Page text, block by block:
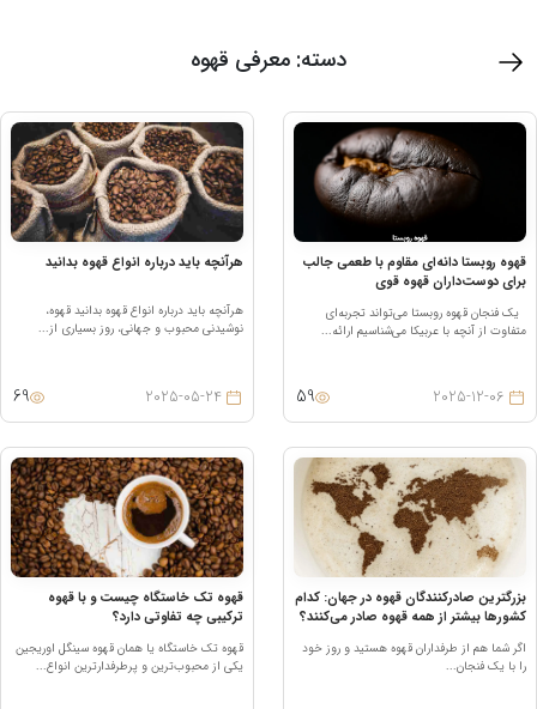
دسته:معرفی قهوه
روبستا دانه‌ای مقاوم با طعمی جالب
دوست‌داران قهوه قوی
فنجان قهوه روبستا می‌تواند تجربه‌ای
از آنچه با عربیکا می‌شناسیم ارائه...
2025-12-06
59
هرآنچه باید درباره انواع قهوه بدانید
هرآنچه باید درباره انواع قهوه بدانید قهوه،
نوشیدنی محبوب و جهانی، روز بسیاری از...
2025-05-24
69
صادرکنندگان قهوه در جهان: کدام
بیشتر از همه قهوه صادر می‌کنند؟
شما هم از طرفداران قهوه هستید و روز خود
با یک فنجان...
قهوه تک خاستگاه چیست و با قهوه
ترکیبی چه تفاوتی دارد؟
قهوه تک خاستگاه یا همان قهوه سینگل اوریجین
یکی از محبوب‌ترین و پرطرفدارترین انواع...